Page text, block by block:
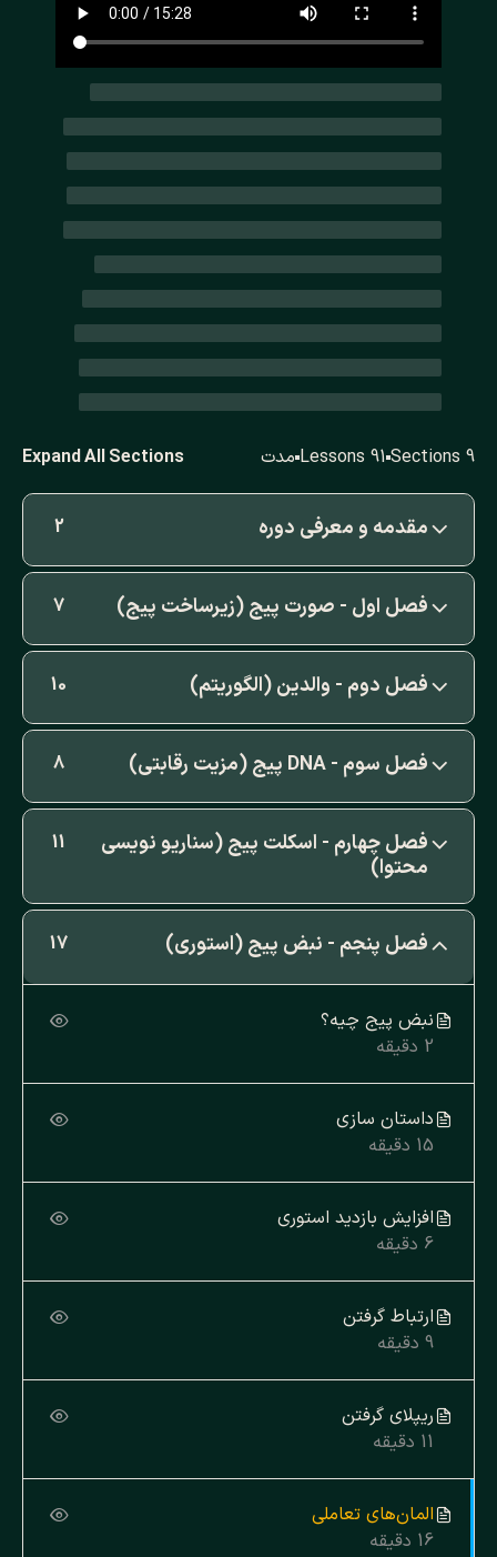
9 Sections
91 Lessons مدت Expand All Sections
مقدمه و معرفی دوره 2
فصل اول - صورت پیج (زیرساخت پیج) 7
فصل دوم - والدین (الگوریتم) 10
فصل سوم - DNA پیج (مزیت رقابتی) 8
فصل چهارم - اسکلت پیج (سناریو نویسی
محتوا)
11
فصل پنجم - نبض پیج (استوری) 17
نبض پیج چیه؟
2 دقیقه
داستان سازی
15 دقیقه
افزایش بازدید استوری
6 دقیقه
ارتباط گرفتن
9 دقیقه
ریپلای گرفتن
11 دقیقه
المان‌های تعاملی
16 دقیقه